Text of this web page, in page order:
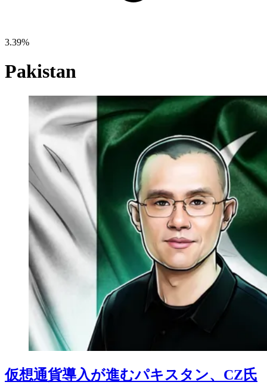
3.39%
Pakistan
仮想通貨導入が進むパキスタン、CZ氏